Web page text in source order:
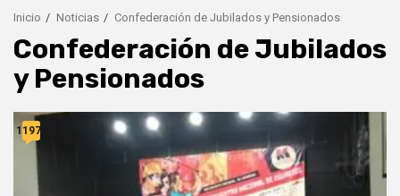
Inicio Noticias Confederación de Jubilados y Pensionados
Confederación de Jubilados
y Pensionados
11976